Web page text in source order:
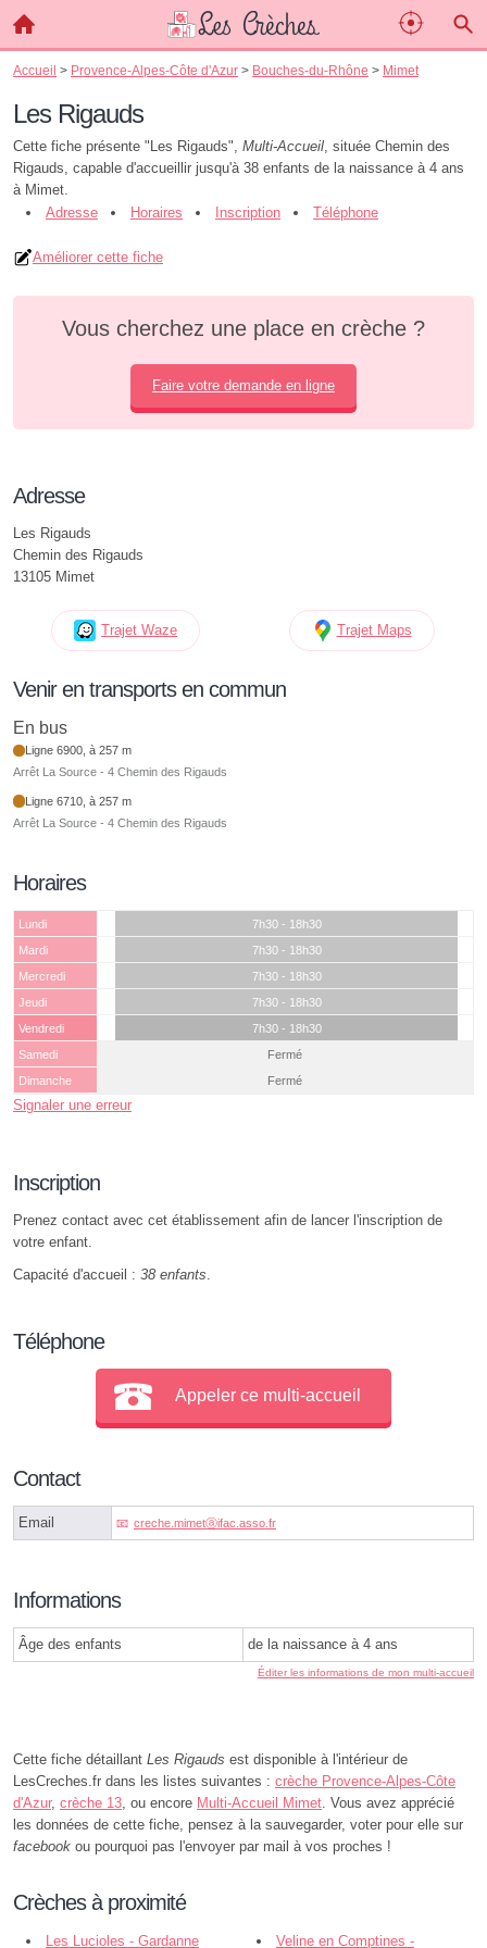
Accueil > Provence-Alpes-Côte d'Azur > Bouches-du-Rhône > Mimet
Les Rigauds
Cette fiche présente "Les Rigauds", Multi-Accueil, située Chemin des
Rigauds, capable d'accueillir jusqu'à 38 enfants de la naissance à 4 ans
à Mimet.
Adresse
Horaires Inscription Téléphone
Améliorer cette fiche
Vous cherchez une place en crèche ?
Faire votre demande en ligne
Adresse
Les Rigauds
Chemin des Rigauds
13105 Mimet
Trajet Waze Trajet Maps
Venir en transports en commun
En bus
Ligne 6900, à 257 m
Arrêt La Source - 4 Chemin des Rigauds
Ligne 6710, à 257 m
Arrêt La Source - 4 Chemin des Rigauds
Horaires
Lundi
7h30 - 18h30
Mardi
7h30 - 18h30
Mercredi
7h30 - 18h30
Jeudi
7h30 - 18h30
Vendredi
7h30 - 18h30
Samedi
Fermé
Dimanche
Fermé
Signaler une erreur
Inscription
Prenez contact avec cet établissement afin de lancer l'inscription de
votre enfant.
Capacité d'accueil : 38 enfants
Téléphone
Appeler ce multi-accueil
Contact
Email creche.mimetⓐifac.asso.fr
Informations
Âge des enfants de la naissance à 4 ans
Éditer les informations de mon multi-accueil
Cette fiche détaillant Les Rigauds est disponible à l'intérieur de
LesCreches.fr dans les listes suivantes : crèche Provence-Alpes-Côte
d'Azur, crèche 13 , ou encore Multi-Accueil Mimet . Vous avez apprécié
les données de cette fiche, pensez à la sauvegarder, voter pour elle sur
facebook ou pourquoi pas l'envoyer par mail à vos proches !
Crèches à proximité
Les Lucioles - Gardanne Veline en Comptines -